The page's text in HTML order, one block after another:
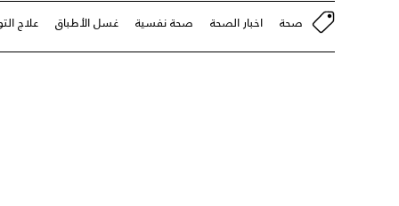
صحة اخبار الصحة صحة نفسية غسل الأطباق علاج